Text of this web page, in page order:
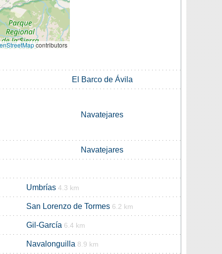
contributors
El Barco de Ávila
Navatejares
Navatejares
Umbrías 4.3 km
San Lorenzo de Tormes 6.2 km
Gil-García 6.4 km
Navalonguilla 8.9 km